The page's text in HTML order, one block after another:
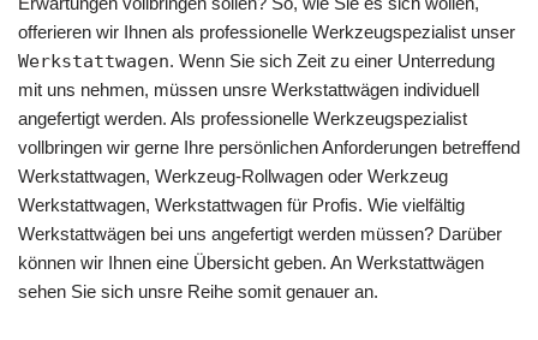
offerieren wir Ihnen als professionelle Werkzeugspezialist unser
Werkstattwagen. Wenn Sie sich Zeit zu einer Unterredung
mit uns nehmen, müssen unsre Werkstattwägen individuell
angefertigt werden. Als professionelle Werkzeugspezialist
vollbringen wir gerne Ihre persönlichen Anforderungen betreffend
Werkstattwagen, Werkzeug-Rollwagen oder Werkzeug
Werkstattwagen, Werkstattwagen für Profis. Wie vielfältig
Werkstattwägen bei uns angefertigt werden müssen? Darüber
können wir Ihnen eine Übersicht geben. An Werkstattwägen
sehen Sie sich unsre Reihe somit genauer an.